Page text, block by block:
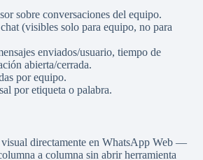
sobre conversaciones del equipo.
(visibles solo para equipo, no para
enviados/usuario, tiempo de
abierta/cerrada.
por equipo.
por etiqueta o palabra.
directamente en WhatsApp Web —
a columna sin abrir herramienta